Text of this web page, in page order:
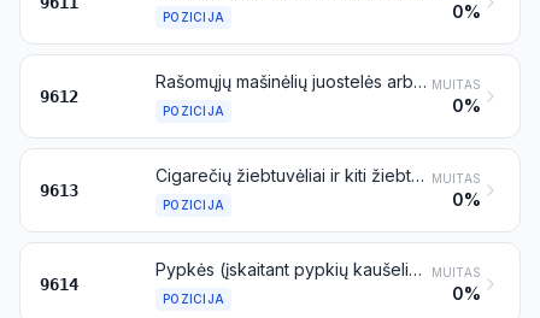
POZICIJA 0%
9612
Rašomųjų mašinėlių juostelės arba panašios juostelės, įmirkytos rašalu ar kitu būdu paruoštos atspaudams gauti, suvyniotos arba nesuvyniotos ant ričių, sudėtos arba nesudėtos į kasetes; antspaudų pagalvėlės, įmirkytos arba neįmirkytos rašalu, su dėžutėmis arba be jų
POZICIJA
MUITAS
0%
9613
Cigarečių žiebtuvėliai ir kiti žiebtuvėliai, mechaniniai arba nemechaniniai, elektriniai arba neelektriniai bei jų dalys, išskyrus žiebtuvėlių akmenėlius ir dagtis
POZICIJA
MUITAS
0%
9614
Pypkės (įskaitant pypkių kaušelius) ir cigarų arba cigarečių kandikliai bei jų dalys
POZICIJA
MUITAS
0%